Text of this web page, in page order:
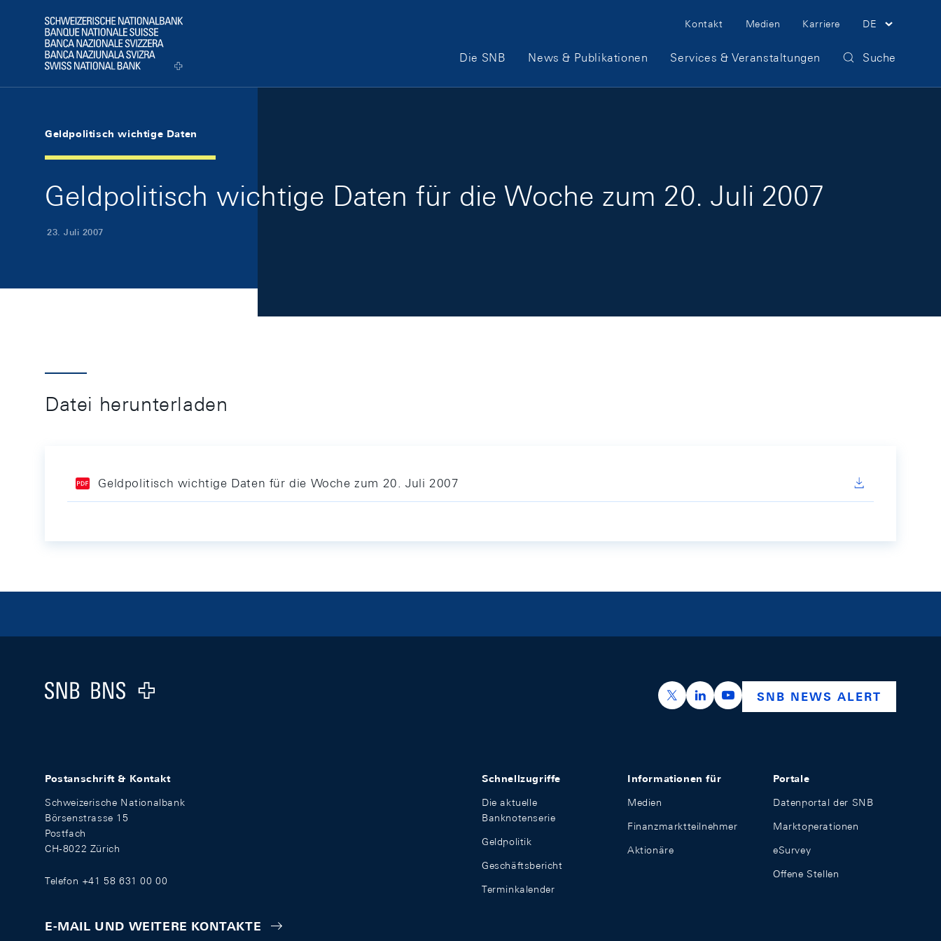
Logo
Meta Navigation
Kontakt Medien Karriere DE
Hauptnavigation
Die SNB News & Publikationen Services & Veranstaltungen Suche
Geldpolitisch wichtige Daten
Geldpolitisch wichtige Daten für die Woche zum 20. Juli 2007
23. Juli 2007
Datei herunterladen
Geldpolitisch wichtige Daten für die Woche zum 20. Juli 2007
Logo
https://x.com/snb_bns
https://ch.linkedin.com/company/swiss-
https://www.youtube.com/
SNB NEWS ALERT
Postanschrift & Kontakt
Schweizerische Nationalbank
Börsenstrasse 15
Postfach
CH-8022 Zürich
Telefon +41 58 631 00 00
E-MAIL UND WEITERE KONTAKTE
Schnellzugriffe
Die aktuelle
Banknotenserie
Geldpolitik
Geschäftsbericht
Terminkalender
Informationen für
Medien
Finanzmarktteilnehmer
Aktionäre
Portale
Datenportal der SNB
Marktoperationen
eSurvey
Offene Stellen